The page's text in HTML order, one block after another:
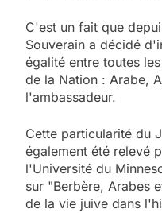
C'est un fait que
Souverain a décidé
égalité entre toutes
de la Nation : Arabe,
l'ambassadeur.
Cette particularité du
également été relevé
l'Université du
sur "Berbère, Arabes
de la vie juive dans